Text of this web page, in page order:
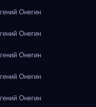
Онегин
Онегин
Онегин
Онегин
Онегин